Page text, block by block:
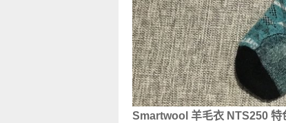
Smartwool 羊毛衣 NTS250 特